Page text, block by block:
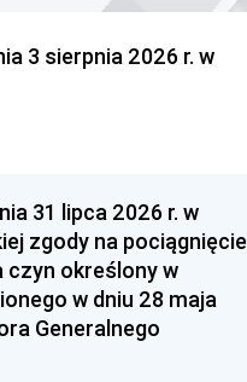
3 sierpnia 2026 r. w
31 lipca 2026 r. w
zgody na pociągnięcie
czyn określony w
w dniu 28 maja
Generalnego